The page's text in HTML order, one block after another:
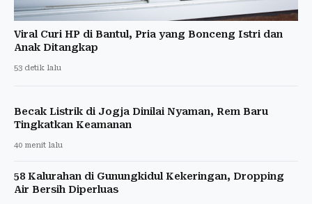
Viral Curi HP di Bantul, Pria yang Bonceng Istri dan
Anak Ditangkap
53 detik lalu
Becak Listrik di Jogja Dinilai Nyaman, Rem Baru
Tingkatkan Keamanan
40 menit lalu
58 Kalurahan di Gunungkidul Kekeringan, Dropping
Air Bersih Diperluas